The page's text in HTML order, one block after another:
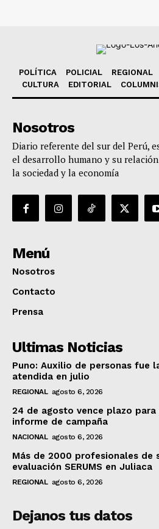
POLÍTICA POLICIAL REGIONAL
CULTURA
EDITORIAL
Nosotros
Diario referente del sur del Perú,
el desarrollo humano y su
la sociedad y la economía
Menú
Nosotros
Contacto
Prensa
Ultimas Noticias
Puno: Auxilio de personas fue
atendida en julio
REGIONAL agosto 6, 2026
24 de agosto vence plazo
informe de campaña
NACIONAL agosto 6, 2026
Más de 2000 profesionales de
evaluación SERUMS en Juliaca
REGIONAL agosto 6, 2026
Dejanos tus datos